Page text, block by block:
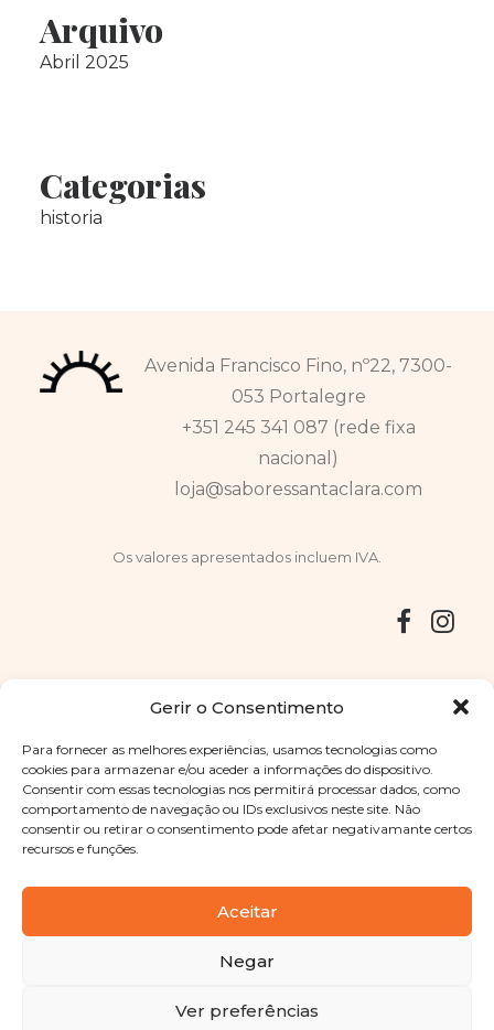
Gerir o Consentimento
Para fornecer as melhores experiências, usamos tecnologias como
cookies para armazenar e/ou aceder a informações do dispositivo.
Consentir com essas tecnologias nos permitirá processar dados, como
comportamento de navegação ou IDs exclusivos neste site. Não
consentir ou retirar o consentimento pode afetar negativamante certos
recursos e funções.
Aceitar
Negar
Ver preferências
Arquivo
Abril 2025
Categorias
historia
Avenida Francisco Fino, nº22, 7300-
053 Portalegre
+351 245 341 087 (rede fixa
nacional)
loja@saboressantaclara.com
Os valores apresentados incluem IVA.
Copyright © 2025 Sabores Santa Clara
. Todos os direitos
reservadosPolítica de Privacidade |Termos e condições
Designed byShift Your Branding Agency